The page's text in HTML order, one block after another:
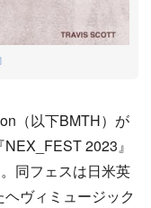
（以下BMTH）が
2023』
同フェスは日米英
ヴィミュージック